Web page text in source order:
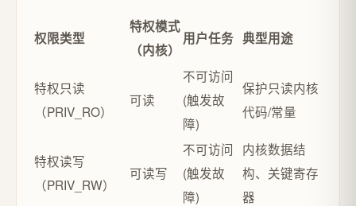
权限类型
特权模式
（内核）
用户任务 典型用途
特权只读
（PRIV_RO）
可读
不可访问
(触发故
障)
保护只读内核
代码/常量
特权读写
（PRIV_RW）
可读写
不可访问
(触发故
障)
内核数据结
构、关键寄存
器